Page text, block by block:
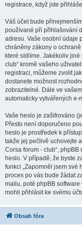
registrace, když jste
Váš účet bude
používané při přihlašování
adresu. Vaše osobní údaje
chráněny zákony o
které sídlíme. Jakékoliv
club“ kromě vašeho
registraci, můžeme zvolit
dostanete možnost
zobrazitelné. Dále ve
automaticky vytvářených e-
Vaše heslo je zašifrováno
Přesto není doporučeno
heslo je prostředek k
takže jej pečlivě uchovejte
Corsa forum - club“,
heslo. V případě, že byste
funkci „Zapomněl jsem své
proces po vás bude žádat
mailu, poté phpBB
mohli přihlásit ke svému
Obsah fóra